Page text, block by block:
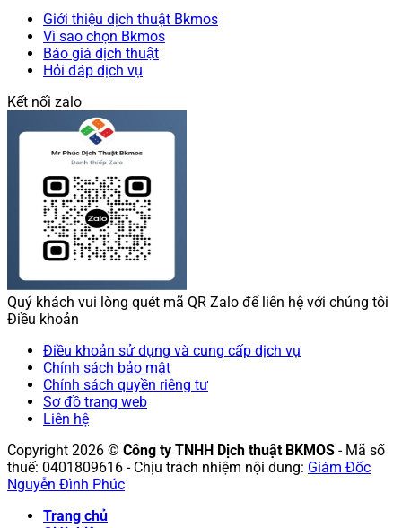
Giới thiệu dịch thuật Bkmos
Vì sao chọn Bkmos
Báo giá dịch thuật
Hỏi đáp dịch vụ
Kết nối zalo
Quý khách vui lòng quét mã QR Zalo để liên hệ với chúng tôi
Điều khoản
Điều khoản sử dụng và cung cấp dịch vụ
Chính sách bảo mật
Chính sách quyền riêng tư
Sơ đồ trang web
Liên hệ
Copyright 2026 © Công ty TNHH Dịch thuật BKMOS - Mã số
thuế: 0401809616 - Chịu trách nhiệm nội dung: Giám Đốc
Nguyễn Đình Phúc
Trang chủ